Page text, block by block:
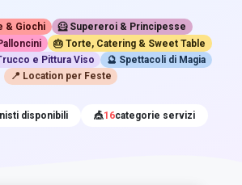
& Giochi
🦸 Supereroi & Principesse
🎂 Torte, Catering & Sweet Table
e Pittura Viso
🔮 Spettacoli di Magia
📍 Location per Feste
disponibili 🎪16categorie servizi